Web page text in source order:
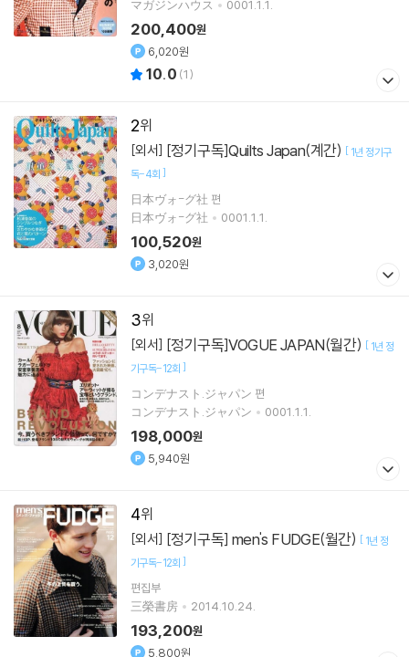
マガジンハウス
0001.1.1.
200,400원
6,020원
10.0 (1)
2
[외서] [정기구독]Quilts Japan(계간) [ 1년 정기구
독-4회 ]
日本ヴォ-グ社 편
日本ヴォ-グ社
0001.1.1.
100,520원
3,020원
3
[외서] [정기구독]VOGUE JAPAN(월간) [ 1년 정
기구독-12회 ]
コンデナスト.ジャパン 편
コンデナスト.ジャパン
0001.1.1.
198,000원
5,940원
4
[외서] [정기구독] men's FUDGE(월간) [ 1년 정
기구독-12회 ]
편집부
三榮書房
2014.10.24.
193,200원
5,800원